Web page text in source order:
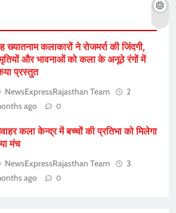
ख्यातनाम कलाकारों ने रोजमर्रा की जिंदगी,
और भावनाओं को कला के अनूठे रंगों में
प्रस्तुत
NewsExpressRajasthan Team
2
ago
0
कला केन्द्र में बच्चों की प्रतिभा को मिलेगा
मंच
NewsExpressRajasthan Team
3
ago
0